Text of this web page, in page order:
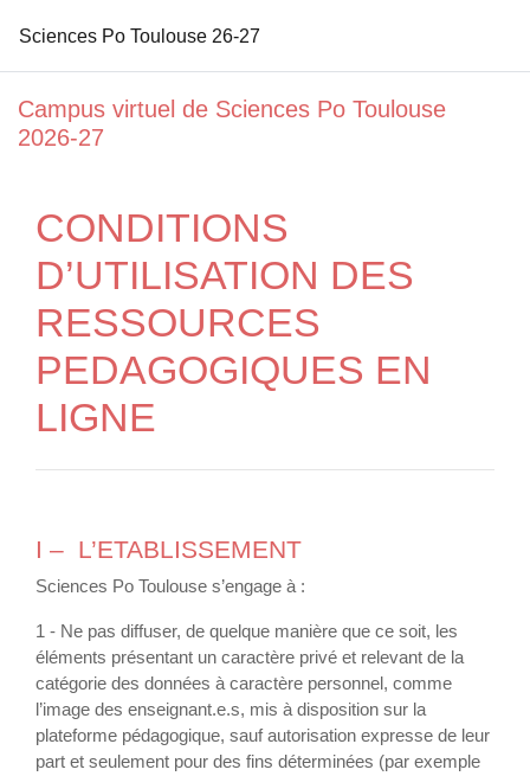
Sciences Po Toulouse 26-27
Campus virtuel de Sciences Po Toulouse
2026-27
CONDITIONS
D’UTILISATION DES
RESSOURCES
PEDAGOGIQUES EN
LIGNE
I – L’ETABLISSEMENT
Sciences Po Toulouse s’engage à :
1 - Ne pas diffuser, de quelque manière que ce soit, les
éléments présentant un caractère privé et relevant de la
catégorie des données à caractère personnel, comme
l’image des enseignant.e.s, mis à disposition sur la
plateforme pédagogique, sauf autorisation expresse de leur
part et seulement pour des fins déterminées (par exemple